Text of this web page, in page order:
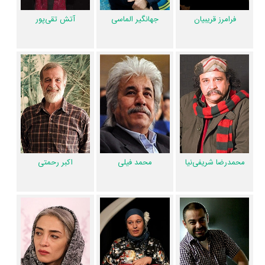
آنها می‌گردد...»
از نظر تاریخچه فعالیت کارگردان و بازیگران فیلم خروج نیز آمارها و نکات جذابی
را می‌توان بیان کرد. براساس آمارها فیلم خروج به طور متوسط فعالیت 45ام
بازیگران این اثر است. براساس امتیاز مردم فیلم خروج بهترین اثراکبر رحمتی
سام قریبیانومحسن صادقی‌نسبدر حرفه بازیگری محسوب می‌شود.
براساس امتیاز مردم فیلم خروج بهترین اثر ابراهیم حاتمی‌کیادر حرفه کارگردانی
محسوب می‌شود.
فیلم خروج براساس امتیاز مردم به آثار بهترین اثر
ابراهیم حاتمی‌کیا
در حرفه
ابراهیم حاتمی‌کیا
کارگردان خروج اولین همکاری خود با بازیگرانی
فرامرز قریبیان،جهانگیر الماسی،محمد فیلی اکبر رحمتی،سام قریبیان
گیتی قاسمی،پانته‌آ پناهی‌ها محسن صادقی‌نسب محمدمهدی فقیهورامین
پورایمان
را در این اثر تجربه کرده است. در میان بازیگران خروج نیز 49
فرامرز قریبیان جهانگیر الماسی آتش تقی‌پور
محمدرضا شریفی‌نیا محمد فیلی اکبر رحمتی